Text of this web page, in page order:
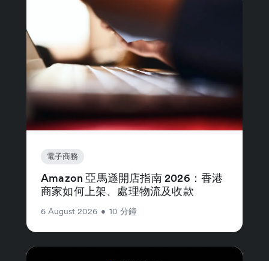
電子商務
Amazon 亞馬遜開店指南 2026：香港
商家如何上架、處理物流及收款
6 August 2026 • 10 分鐘